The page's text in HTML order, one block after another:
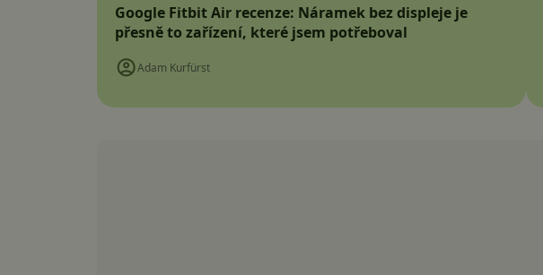
Google Fitbit Air recenze: Náramek bez displeje je
přesně to zařízení, které jsem potřeboval
Adam Kurfürst